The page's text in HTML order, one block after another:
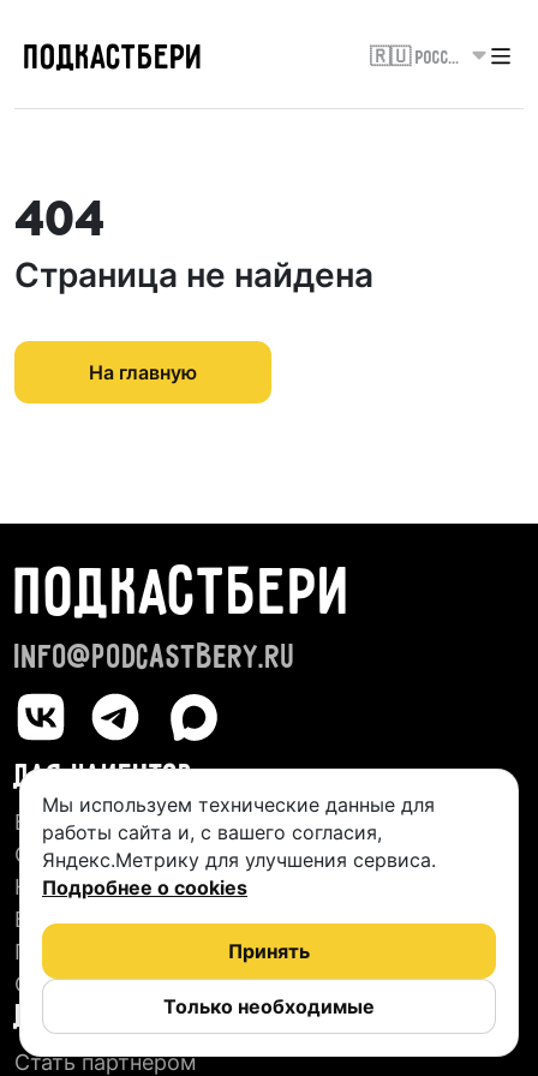
ПОДКАСТБЕРИ 🇷🇺 Россия
404
Страница не найдена
На главную
ПОДКАСТБЕРИ
info@podcastbery.ru
ДЛЯ КЛИЕНТОВ
База студий
О сервисе
Новые подкасты
Блог
Пользовательское соглашение
Отзывы
ДЛЯ СТУДИЙ
Стать партнером
Мы используем технические данные для
работы сайта и, с вашего согласия,
Яндекс.Метрику для улучшения сервиса.
Подробнее о cookies
Только необходимые
Принять